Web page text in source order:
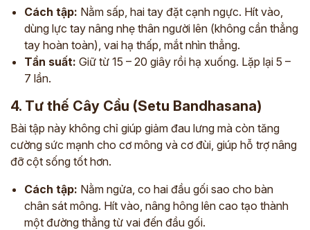
Cách tập: Nằm sấp, hai tay đặt cạnh ngực. Hít vào,
dùng lực tay nâng nhẹ thân người lên (không cần thẳng
tay hoàn toàn), vai hạ thấp, mắt nhìn thẳng.
Tần suất: Giữ từ 15 – 20 giây rồi hạ xuống. Lặp lại 5 –
7 lần.
4. Tư thế Cây Cầu (Setu Bandhasana)
Bài tập này không chỉ giúp giảm đau lưng mà còn tăng
cường sức mạnh cho cơ mông và cơ đùi, giúp hỗ trợ nâng
đỡ cột sống tốt hơn.
Cách tập: Nằm ngửa, co hai đầu gối sao cho bàn
chân sát mông. Hít vào, nâng hông lên cao tạo thành
một đường thẳng từ vai đến đầu gối.